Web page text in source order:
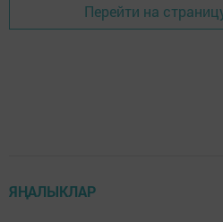
Перейти на
ЯҢАЛЫКЛАР